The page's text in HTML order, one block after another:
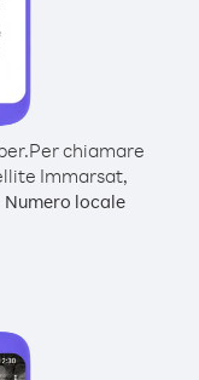
Per chiamare
Immarsat,
Numero locale